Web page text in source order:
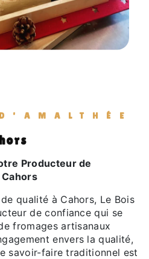
Producteur de
qualité à Cahors, Le Bois
de confiance qui se
fromages artisanaux
envers la qualité,
savoir-faire traditionnel est